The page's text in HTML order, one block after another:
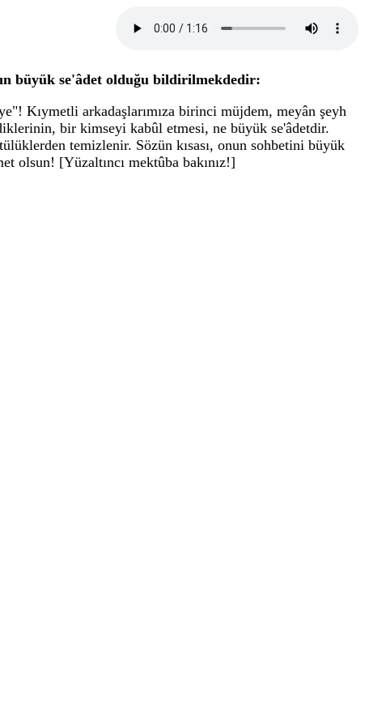
büyük se'âdet olduğu bildirilmekdedir:
Kıymetli arkadaşlarımıza birinci müjdem, meyân şeyh
bir kimseyi kabûl etmesi, ne büyük se'âdetdir.
temizlenir. Sözün kısası, onun sohbetini büyük
olsun! [Yüzaltıncı mektûba bakınız!]